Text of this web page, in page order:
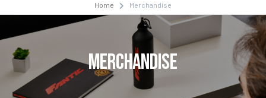
Home Merchandise
MERCHANDISE